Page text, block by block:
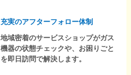
充実のアフターフォロー体制
地域密着のサービスショップがガス
機器の状態チェックや、お困りごと
を即日訪問で解決します。